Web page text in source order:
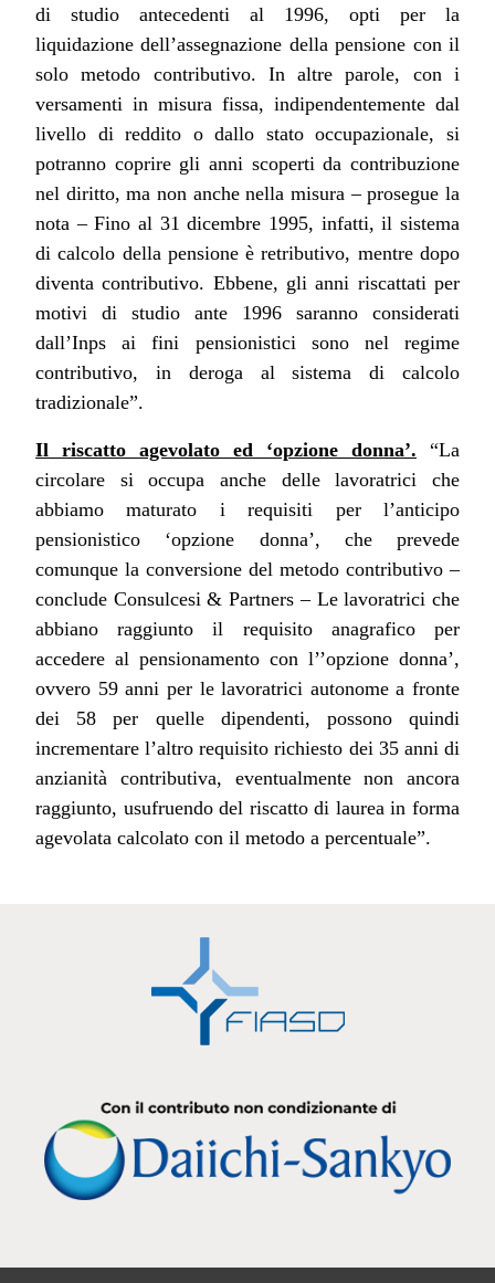
di studio antecedenti al 1996, opti per la
liquidazione dell’assegnazione della pensione con il
solo metodo contributivo. In altre parole, con i
versamenti in misura fissa, indipendentemente dal
livello di reddito o dallo stato occupazionale, si
potranno coprire gli anni scoperti da contribuzione
nel diritto, ma non anche nella misura – prosegue la
nota – Fino al 31 dicembre 1995, infatti, il sistema
di calcolo della pensione è retributivo, mentre dopo
diventa contributivo. Ebbene, gli anni riscattati per
motivi di studio ante 1996 saranno considerati
dall’Inps ai fini pensionistici sono nel regime
contributivo, in deroga al sistema di calcolo
tradizionale”.
Il riscatto agevolato ed ‘opzione donna’. “La
circolare si occupa anche delle lavoratrici che
abbiamo maturato i requisiti per l’anticipo
pensionistico ‘opzione donna’, che prevede
comunque la conversione del metodo contributivo –
conclude Consulcesi & Partners – Le lavoratrici che
abbiano raggiunto il requisito anagrafico per
accedere al pensionamento con l’’opzione donna’,
ovvero 59 anni per le lavoratrici autonome a fronte
dei 58 per quelle dipendenti, possono quindi
incrementare l’altro requisito richiesto dei 35 anni di
anzianità contributiva, eventualmente non ancora
raggiunto, usufruendo del riscatto di laurea in forma
agevolata calcolato con il metodo a percentuale”.